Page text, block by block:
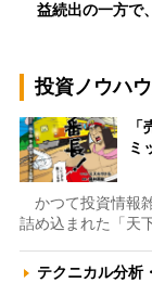
益続出の一方で
投資ノウハ
ミ
かつて投資情報
詰め込まれた「天
テクニカル分析